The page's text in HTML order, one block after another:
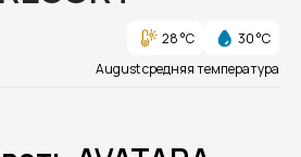
28 °C
30 °C
August средняя температура